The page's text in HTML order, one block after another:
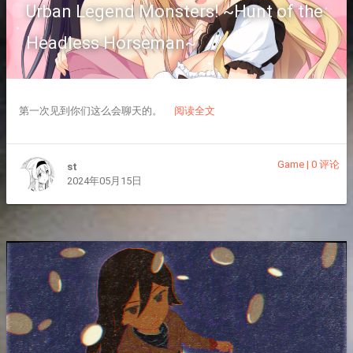
Urban Legend Monsters! ~Hunt of the
Headless Horseman~
第一次见到你们这么会聊天的。 阅读全文
st
2024年05月15日
Game |0 评论